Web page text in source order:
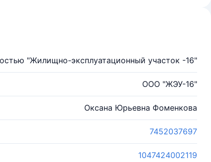
"Жилищно-эксплуатационный участок -16"
ООО "ЖЭУ-16"
Оксана Юрьевна Фоменкова
7452037697
1047424002119